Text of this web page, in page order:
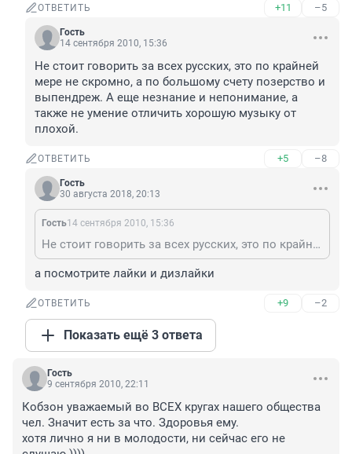
ОТВЕТИТЬ +11 –5
Гость
14 сентября 2010, 15:36
Не стоит говорить за всех русских, это по крайней
мере не скромно, а по большому счету позерство и
выпендреж. А еще незнание и непонимание, а
также не умение отличить хорошую музыку от
плохой.
ОТВЕТИТЬ +5 –8
Гость
30 августа 2018, 20:13
Гость14 сентября 2010, 15:36
Не стоит говорить за всех русских, это по крайней мере не скромно, а по большому счету позерство и выпендреж. А еще незнание и непонимание, а также не умение отличить хорошую музыку от плохой.
а посмотрите лайки и дизлайки
ОТВЕТИТЬ +9 –2
Показать ещё 3 ответа
Гость
9 сентября 2010, 22:11
Кобзон уважаемый во ВСЕХ кругах нашего общества
чел. Значит есть за что. Здоровья ему.
хотя лично я ни в молодости, ни сейчас его не